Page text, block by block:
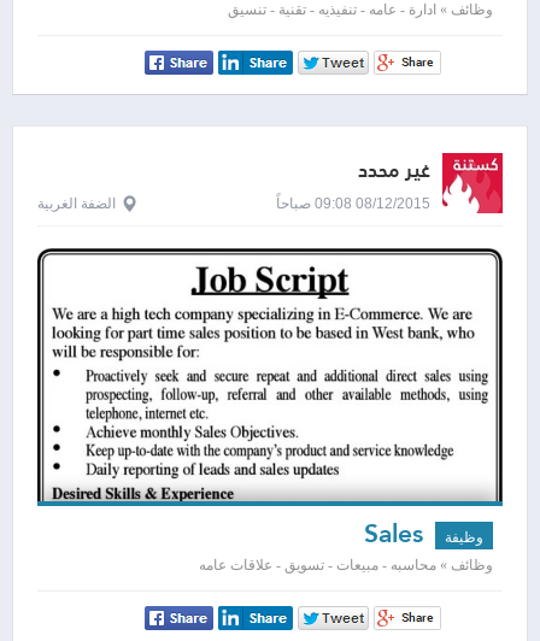
وظائف » ادارة - عامه - تنفيذيه - تقنية - تنسيق
غير محدد
08/12/2015 09:08 صباحاً الضفة الغربية
وظيفة
وظائف » محاسبه - مبيعات - تسويق - علاقات عامه